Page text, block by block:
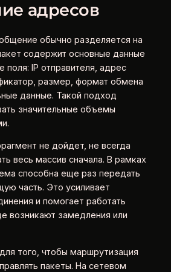
адресов
обычно разделяется на
содержит основные данные
поля: IP отправителя, адрес
размер, формат обмена
данные. Такой подход
значительные объемы
не дойдет, не всегда
весь массив сначала. В рамках
способна еще раз передать
часть. Это усиливает
и помогает работать
возникают замедления или
того, чтобы маршрутизация
пакеты. На сетевом